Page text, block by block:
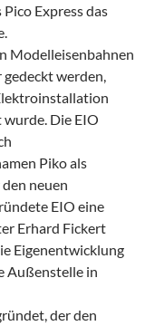
Express das
Modelleisenbahnen
werden,
Die EIO
Piko als
neuen
EIO eine
Erhard Fickert
Eigenentwicklung
Außenstelle in
der den